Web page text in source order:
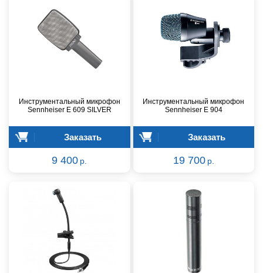
Инструментальный микрофон
Sennheiser E 609 SILVER
Заказать
9 400 р.
Инструментальный микрофон
Sennheiser E 904
Заказать
19 700 р.